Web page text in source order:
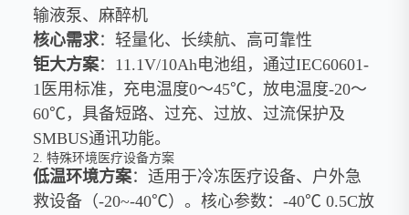
输液泵、麻醉机
核心需求：轻量化、长续航、高可靠性
钜大方案：11.1V/10Ah电池组，通过IEC60601-
1医用标准，充电温度0～45℃，放电温度-20～
60℃，具备短路、过充、过放、过流保护及
SMBUS通讯功能。
2. 特殊环境医疗设备方案
低温环境方案：适用于冷冻医疗设备、户外急
救设备（-20~-40℃）。核心参数：-40℃ 0.5C放